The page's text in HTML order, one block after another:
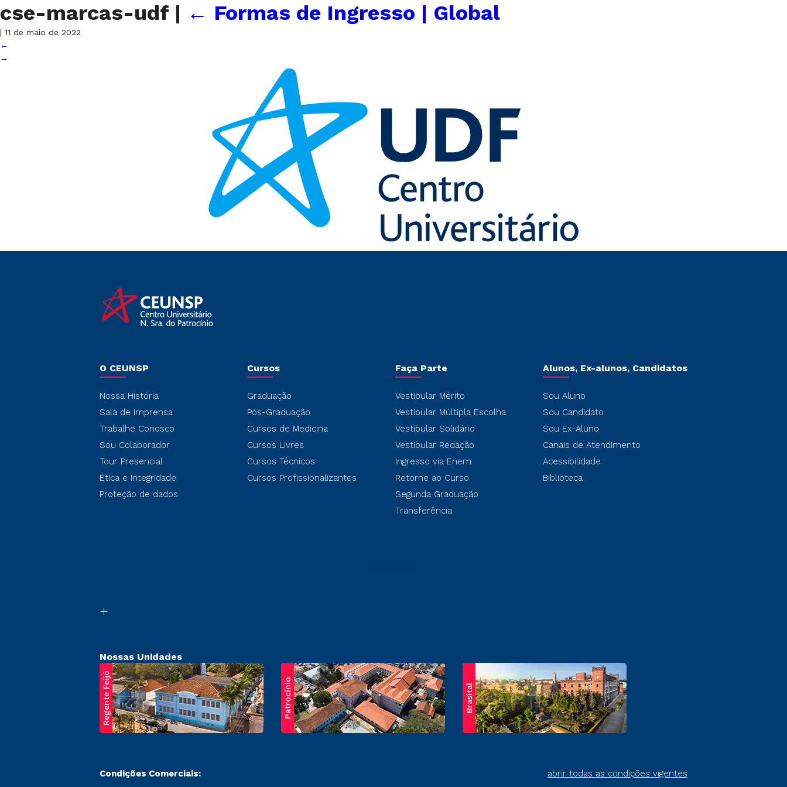
cse-marcas-udf | ← Formas de Ingresso | Global
| 11 de maio de 2022
←
→
O CEUNSP
Nossa História
Sala de Imprensa
Trabalhe Conosco
Sou Colaborador
Tour Presencial
Ética e Integridade
Proteção de dados
Cursos
Graduação
Pós-Graduação
Cursos de Medicina
Cursos Livres
Cursos Técnicos
Cursos Profissionalizantes
Faça Parte
Vestibular Mérito
Vestibular Múltipla Escolha
Vestibular Solidário
Vestibular Redação
Ingresso via Enem
Retorne ao Curso
Segunda Graduação
Transferência
Alunos, Ex-alunos, Candidatos
Sou Aluno
Sou Candidato
Sou Ex-Aluno
Canais de Atendimento
Acessibilidade
Biblioteca
Nossas Unidades
Regente Feijó Patrocínio Brasital
Condições Comerciais: abrir todas as condições vigentes